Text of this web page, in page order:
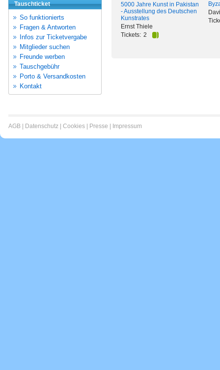
Tauschticket
So funktionierts
Fragen & Antworten
Infos zur Ticketvergabe
Mitglieder suchen
Freunde werben
Tauschgebühr
Porto & Versandkosten
Kontakt
5000 Jahre Kunst in Pakistan
- Ausstellung des Deutschen
Kunstrates
Ernst Thiele
Tickets: 2
AGB Datenschutz Cookies Presse Impressum